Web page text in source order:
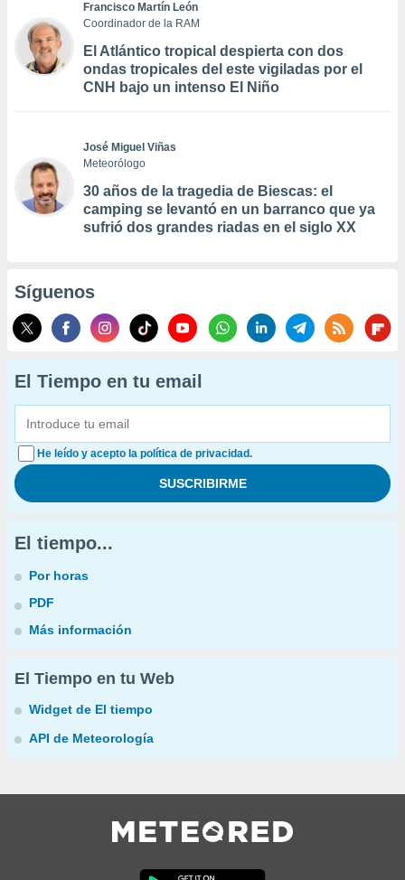
Francisco Martín León
Coordinador de la RAM
El Atlántico tropical despierta con dos
ondas tropicales del este vigiladas por el
CNH bajo un intenso El Niño
José Miguel Viñas
Meteorólogo
30 años de la tragedia de Biescas: el
camping se levantó en un barranco que ya
sufrió dos grandes riadas en el siglo XX
Síguenos
El Tiempo en tu email
He leído y acepto la política de privacidad.
El tiempo...
Por horas
PDF
Más información
El Tiempo en tu Web
Widget de El tiempo
API de Meteorología